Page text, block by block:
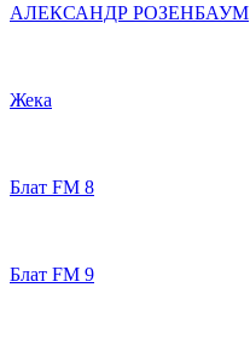
АЛЕКСАНДР РОЗЕНБАУМ
Жека
Блат FM 8
Блат FM 9